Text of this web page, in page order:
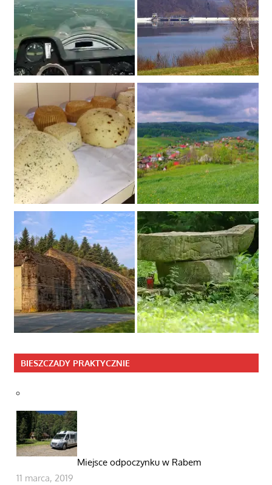
BIESZCZADY PRAKTYCZNIE
Miejsce odpoczynku w Rabem
11 marca, 2019